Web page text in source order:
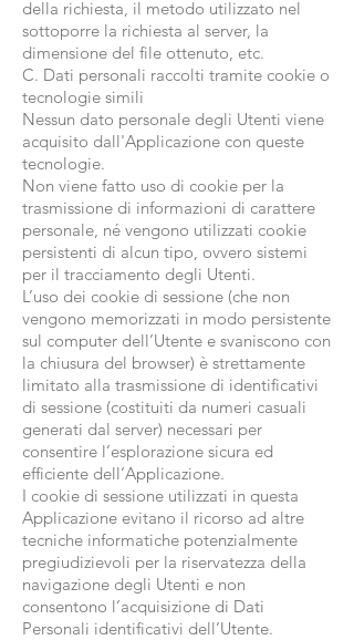
della richiesta, il metodo utilizzato nel
sottoporre la richiesta al server, la
dimensione del file ottenuto, etc.
C. Dati personali raccolti tramite cookie o
tecnologie simili
Nessun dato personale degli Utenti viene
acquisito dall'Applicazione con queste
tecnologie.
Non viene fatto uso di cookie per la
trasmissione di informazioni di carattere
personale, né vengono utilizzati cookie
persistenti di alcun tipo, ovvero sistemi
per il tracciamento degli Utenti.
L’uso dei cookie di sessione (che non
vengono memorizzati in modo persistente
sul computer dell’Utente e svaniscono con
la chiusura del browser) è strettamente
limitato alla trasmissione di identificativi
di sessione (costituiti da numeri casuali
generati dal server) necessari per
consentire l’esplorazione sicura ed
efficiente dell’Applicazione.
I cookie di sessione utilizzati in questa
Applicazione evitano il ricorso ad altre
tecniche informatiche potenzialmente
pregiudizievoli per la riservatezza della
navigazione degli Utenti e non
consentono l’acquisizione di Dati
Personali identificativi dell’Utente.